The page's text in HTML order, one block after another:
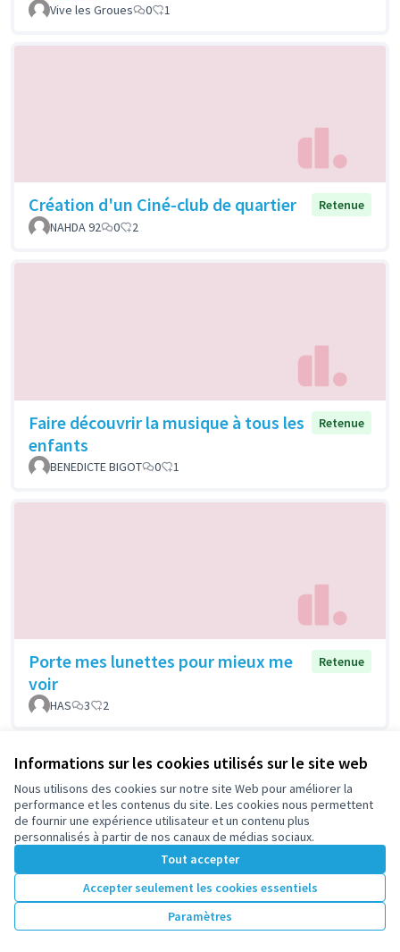
Informations sur les cookies utilisés sur le site web
Nous utilisons des cookies sur notre site Web pour améliorer la
performance et les contenus du site. Les cookies nous permettent
de fournir une expérience utilisateur et un contenu plus
personnalisés à partir de nos canaux de médias sociaux.
Tout accepter
Accepter seulement les cookies essentiels
Paramètres
Vive les Groues 0 1
Création d'un Ciné-club de quartier
Retenue
NAHDA 92
0 2
Faire découvrir la musique à tous les
enfants
Retenue
BENEDICTE BIGOT 0 1
Porte mes lunettes pour mieux me
voir
Retenue
HAS 3 2
Ralentisseurs sur la route au niveau
de la sortie boulevard du Couchant
Retenue